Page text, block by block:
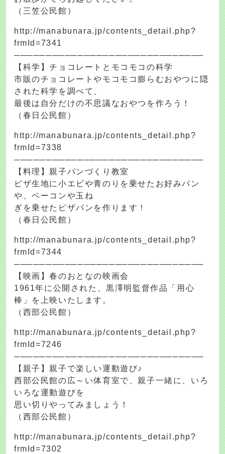
（三笠公民館）
http://manabunara.jp/contents_detail.php?
frmId=7341
──────────────────────────────
【科学】チョコレートとモコモコの科学
市販のチョコレートやモコモコ膨らむおやつに隠
された科学を調べて、
最後は自分だけの不思議なおやつを作ろう！
（春日公民館）
http://manabunara.jp/contents_detail.php?
frmId=7338
──────────────────────────────
【料理】親子パンづくり教室
ピザ生地に小エビや青のりを乗せたお好みパン
や、ベーコンや玉ね
ぎを乗せたピザパンを作ります！
（春日公民館）
http://manabunara.jp/contents_detail.php?
frmId=7344
──────────────────────────────
【映画】春のおとなの映画会
1961年に公開された、黒澤明監督作品「用心
棒」を上映いたします。
（西部公民館）
http://manabunara.jp/contents_detail.php?
frmId=7246
──────────────────────────────
【親子】親子で楽しい運動遊び♪
西部公民館の広～い体育室で、親子一緒に、いろ
いろな運動遊びを
思い切りやってみましょう！
（西部公民館）
http://manabunara.jp/contents_detail.php?
frmId=7302